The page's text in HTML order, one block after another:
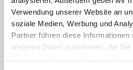
Verwendung unserer Website an
soziale Medien, Werbung und
Partner führen diese
weiteren Daten zusammen, die Sie